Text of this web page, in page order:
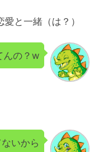
と一緒（は？）
んの？w
いから